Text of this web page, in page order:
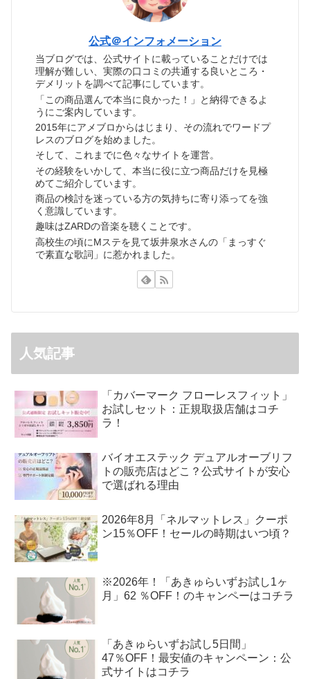
公式＠インフォメーション
当ブログでは、公式サイトに載っていることだけでは
理解が難しい、実際の口コミの共通する良いところ・
デメリットを調べて記事にしています。
「この商品選んで本当に良かった！」と納得できるよ
うにご案内しています。
2015年にアメブロからはじまり、その流れでワードプ
レスのブログを始めました。
そして、これまでに色々なサイトを運営。
その経験をいかして、本当に役に立つ商品だけを見極
めてご紹介しています。
商品の検討を迷っている方の気持ちに寄り添ってを強
く意識しています。
趣味はZARDの音楽を聴くことです。
高校生の頃にMステを見て坂井泉水さんの「まっすぐ
で素直な歌詞」に惹かれました。
人気記事
「カバーマーク フローレスフィット」
お試しセット：正規取扱店舗はコチ
ラ！
バイオエステック デュアルオーブリフ
トの販売店はどこ？公式サイトが安心
で選ばれる理由
2026年8月「ネルマットレス」クーポ
ン15％OFF！セールの時期はいつ頃？
※2026年！「あきゅらいずお試し1ヶ
月」62 ％OFF！のキャンペーはコチラ
「あきゅらいずお試し5日間」
47％OFF！最安値のキャンペーン：公
式サイトはコチラ